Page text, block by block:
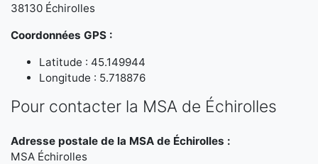
38130 Échirolles
Coordonnées GPS :
Latitude : 45.149944
Longitude : 5.718876
Pour contacter la MSA de Échirolles
Adresse postale de la MSA de Échirolles :
MSA Échirolles